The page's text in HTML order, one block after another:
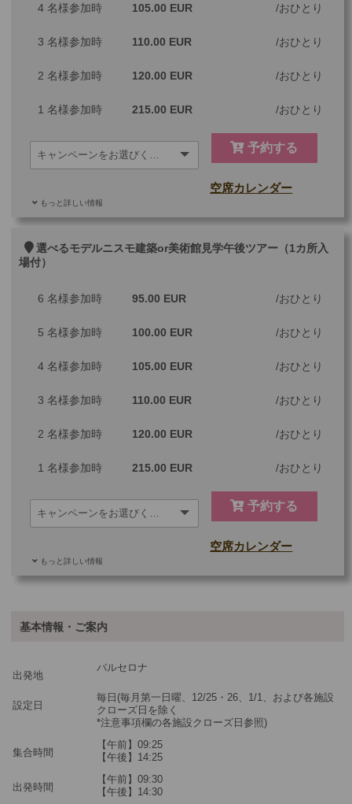
4 名様参加時 105.00 EUR おひとり
3 名様参加時 110.00 EUR おひとり
2 名様参加時 120.00 EUR おひとり
1 名様参加時 215.00 EUR おひとり
予約する
もっと詳しい情報
空席カレンダー
その他選べるモデルニスモ建築or美術館見学午後ツアー（1カ所入
場付）
6 名様参加時 95.00 EUR おひとり
5 名様参加時 100.00 EUR おひとり
4 名様参加時 105.00 EUR おひとり
3 名様参加時 110.00 EUR おひとり
2 名様参加時 120.00 EUR おひとり
1 名様参加時 215.00 EUR おひとり
予約する
もっと詳しい情報
空席カレンダー
ツアーコード
基本情報・ご案内
出発地
バルセロナ
設定日
毎日(毎月第一日曜、12/25・26、1/1、および各施設
クローズ日を除く
*注意事項欄の各施設クローズ日参照)
集合時間
【午前】09:25
【午後】14:25
出発時間
【午前】09:30
【午後】14:30